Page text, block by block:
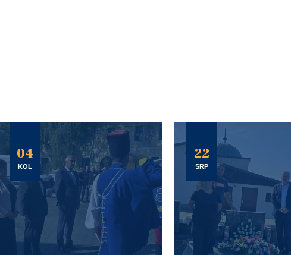
04
KOL
22
SRP